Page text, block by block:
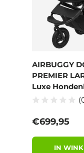
AIRBUGGY
PREMIER
Luxe
Reguliere
€699,95
IN